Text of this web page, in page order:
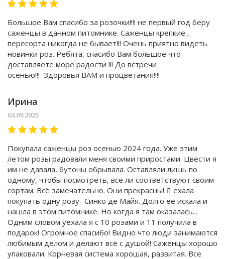
Большое Вам спасибо за розочки!!!! не первый год беру
саженцы в данном питомнике. Саженцы крепкие ,
пересорта никогда не бывает!!! Очень приятно видеть
новинки роз. Ребята, спасибо Вам большое что
доставляете море радости !!! До встречи
осенью!!! Здоровья ВАМ и процветания!!!!
Ирина
04.09.2025
Покупала саженцы роз осенью 2024 года. Уже этим
летом розы радовали меня своими приростами. Цвести я
им не давала, бутоны обрывала. Оставляли лишь по
одному, чтобы посмотреть, все ли соответствуют своим
сортам. Всё замечательно. Они прекрасны! Я ехала
покупать одну розу- Синко де Майя. Долго её искала и
нашла в этом питомнике. Но когда я там оказалась...
Одним словом уехала я с 10 розами и 11 получила в
подарок! Огромное спасибо! Видно что люди занимаются
любимым делом и делают всё с душой! Саженцы хорошо
упаковали. Корневая система хорошая, развитая. Все